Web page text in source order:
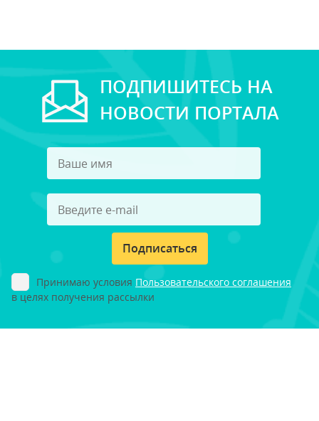
ПОДПИШИТЕСЬ НА
НОВОСТИ ПОРТАЛА
Подписаться
Принимаю условия Пользовательского соглашения
в целях получения рассылки